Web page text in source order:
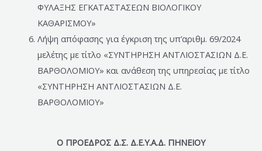
ΦΥΛΑΞΗΣ ΕΓΚΑΤΑΣΤΑΣΕΩΝ ΒΙΟΛΟΓΙΚΟΥ
ΚΑΘΑΡΙΣΜΟΥ»
Λήψη απόφασης για έγκριση της υπ’αριθμ. 69/2024
μελέτης με τίτλο «ΣΥΝΤΗΡΗΣΗ ΑΝΤΛΙΟΣΤΑΣΙΩΝ Δ.Ε.
ΒΑΡΘΟΛΟΜΙΟΥ» και ανάθεση της υπηρεσίας με τίτλο
«ΣΥΝΤΗΡΗΣΗ ΑΝΤΛΙΟΣΤΑΣΙΩΝ Δ.Ε.
ΒΑΡΘΟΛΟΜΙΟΥ»
Ο ΠΡΟΕΔΡΟΣ Δ.Σ. Δ.Ε.Υ.Α.Δ. ΠΗΝΕΙΟΥ